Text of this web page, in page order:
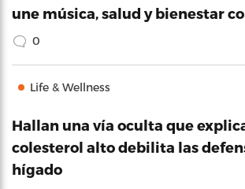
une música, salud y bienestar
0
Life & Wellness
Hallan una vía oculta que
colesterol alto debilita las
hígado